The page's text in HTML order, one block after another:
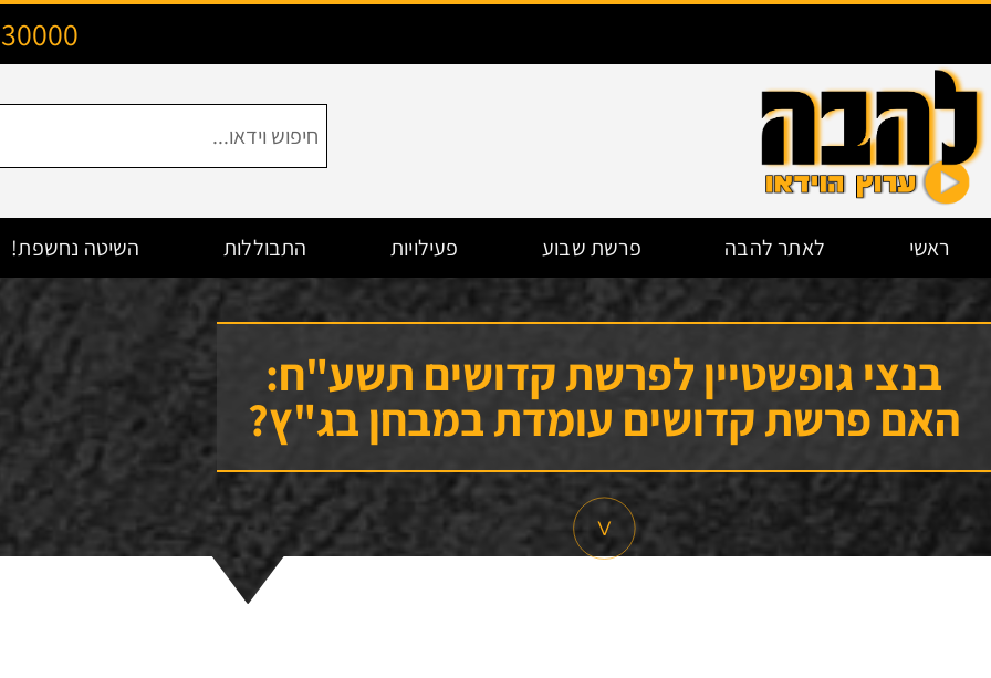
ראשי לאתר להבה פרשת שבוע פעילויות התבוללות השיטה נחשפת!
בנצי גופשטיין לפרשת קדושים תשע"ח:
האם פרשת קדושים עומדת במבחן בג"ץ?